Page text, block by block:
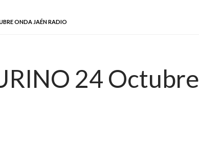
ONDA JAÉN RADIO
24 Octubre